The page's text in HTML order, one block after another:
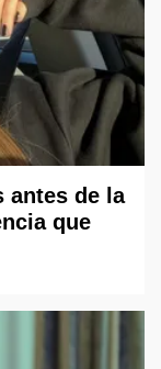
antes de la
que